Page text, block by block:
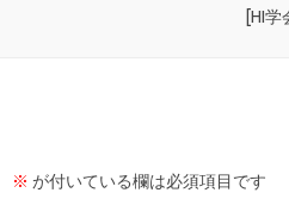
[HI学
※ が付いている欄は必須項目です